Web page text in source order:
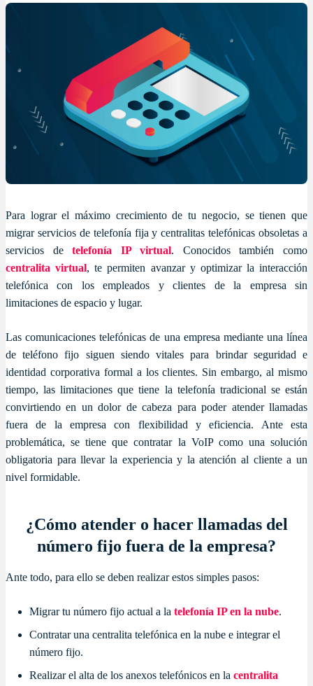
Para lograr el máximo crecimiento de tu negocio, se tienen que
migrar servicios de telefonía fija y centralitas telefónicas obsoletas a
servicios detelefonía IP virtual. Conocidos también como
centralita virtual, te permiten avanzar y optimizar la interacción
telefónica con los empleados y clientes de la empresa sin
limitaciones de espacio y lugar.
Las comunicaciones telefónicas de una empresa mediante una línea
de teléfono fijo siguen siendo vitales para brindar seguridad e
identidad corporativa formal a los clientes. Sin embargo, al mismo
tiempo, las limitaciones que tiene la telefonía tradicional se están
convirtiendo en un dolor de cabeza para poder atender llamadas
fuera de la empresa con flexibilidad y eficiencia. Ante esta
problemática, se tiene que contratar la VoIP como una solución
obligatoria para llevar la experiencia y la atención al cliente a un
nivel formidable.
¿Cómo atender o hacer llamadas del
número fijo fuera de la empresa?
Ante todo, para ello se deben realizar estos simples pasos:
Migrar tu número fijo actual a la telefonía IP en la nube.
Contratar una centralita telefónica en la nube e integrar el
número fijo.
Realizar el alta de los anexos telefónicos en la centralita